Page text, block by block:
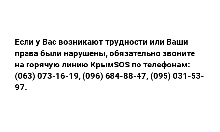
Если у Вас возникают трудности или Ваши
права были нарушены, обязательно звоните
на горячую линию КрымSOS по телефонам:
(063) 073-16-19, (096) 684-88-47, (095) 031-53-
97.